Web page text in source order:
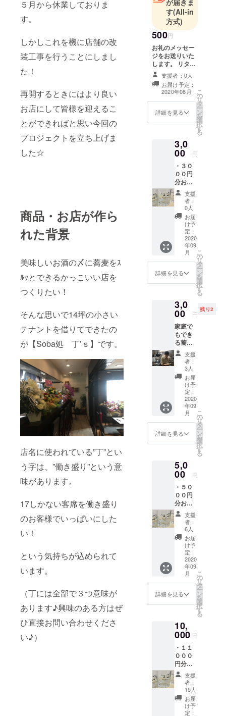
５月から休業しておりま
す。
しかしこれを機に店舗の改
装工事を行うことにしまし
た！
再開するときにはより良い
お店にして皆様を迎えるこ
とができればと思い今回の
プロジェクトを立ち上げま
した☆
商品・お店が作ら
れた背景
美味しいお酒の〆に蕎麦をｽ
ﾙｯとできるかっこいい店を
つくりたい！
そんな思いで14坪の小さい
テナントを借りてできたの
が【Soba処 丁’ｓ】です。
店名に使われている”丁”とい
う字は、”働き盛り”という意
味があります。
17しかない客席を働き盛り
のお客様でいっぱいにした
い！
という気持ちが込められて
います。
（丁には全部で３つ意味が
あります♪興味のある方はぜ
ひ直接お問い合わせくださ
い♪）
が届きま
す(All-in
方式)
500円
お礼のメッセー
ジをお送りいた
します。 リター
ンの必要がない
方はこちらから
ご支援お願い致
します。
支援者：0人
お届け予定：
2020年08月
詳細を見る
こ
の
リ
タ
ー
ン
を
選
択
す
る
3,0
00 円
・３０
００円
分お食
事券 ※
有効期
限2020
年9月～
2021年
2月 ・
毎回の
お会計
から
５%オ
フのス
ペシャ
ルメン
カード
発行 ※
最初の
利用か
ら一年
間有効
・1周年
丁’ｓオ
リジナ
ルロッ
クグラ
支援
者：
0人
お届
け予
定：
2020
年09
月
詳細を見る
こ
の
リ
タ
ー
ン
を
選
択
す
る
3,0
00 円
残り2
家庭で
もでき
る蕎麦
寿司作
り体験&
その後
に蕎麦
御膳ラ
ンチ ※
日程等
の詳細
は後日
決定。
日曜日
昼にな
りま
支援
者：
3人
お届
け予
定：
2020
年09
月
詳細を見る
こ
の
リ
タ
ー
ン
を
選
択
す
る
5,0
00 円
・５０
００円
分お食
事券 ※
有効期
限2020
年9月～
2021年
2月 ・
毎回の
お会計
から
10%オ
フのス
ペシャ
ルメン
カード
発行 ※
最初の
利用か
ら一年
間有効
・1周年
丁’ｓオ
リジナ
ルロッ
クグラ
支援
者：
6人
お届
け予
定：
2020
年09
月
詳細を見る
こ
の
リ
タ
ー
ン
を
選
択
す
る
10,
000 円
・１１
０００
円分お
食事券
※有効期
限2020
年9月～
2021年
2月 ・
支援
者：
15人
お届
け予
定：